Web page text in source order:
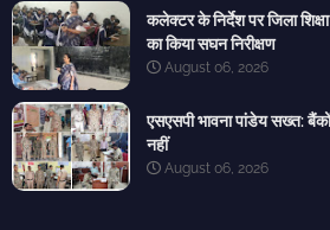
कलेक्टर के निर्देश पर जिला
का किया सघन निरीक्षण
August 06, 2026
एसएसपी भावना पांडेय सख्त: बैंकों
नहीं
August 06, 2026